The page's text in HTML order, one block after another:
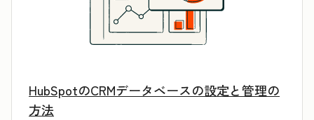
HubSpotのCRMデータベースの設定と管理の
方法